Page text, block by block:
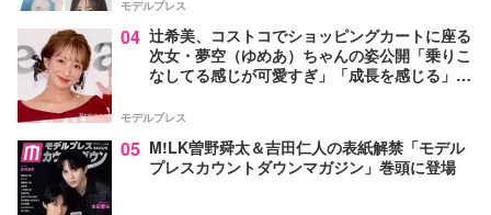
モデルプレス
04 辻希美、コストコでショッピングカートに座る
次女・夢空（ゆめあ）ちゃんの姿公開「乗りこ
なしてる感じが可愛すぎ」「成長を感じる」の
モデルプレス
05 M!LK曽野舜太＆吉田仁人の表紙解禁「モデル
プレスカウントダウンマガジン」巻頭に登場